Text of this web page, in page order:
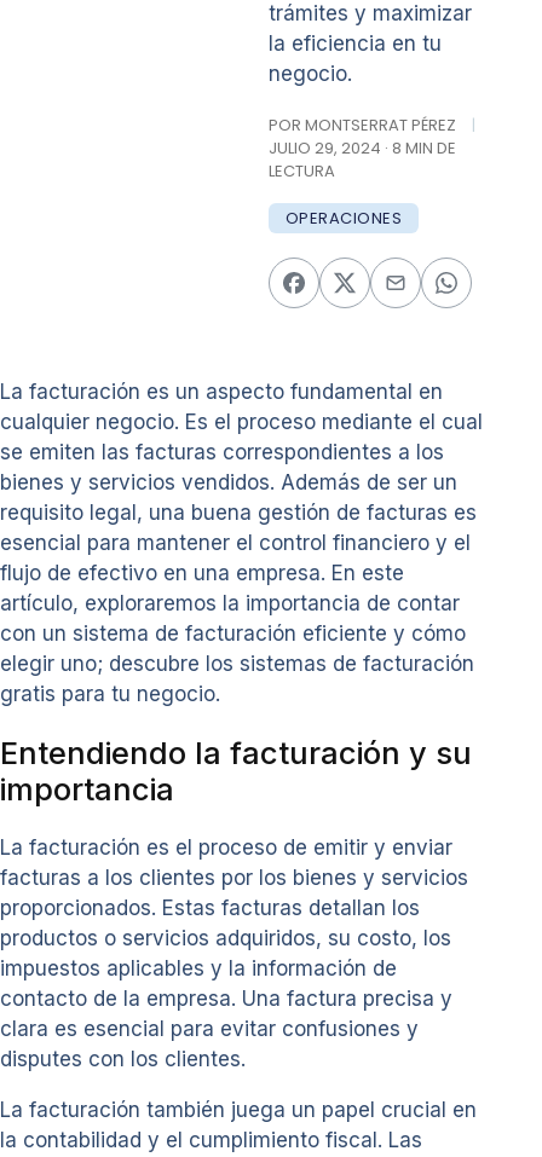
trámites y maximizar
la eficiencia en tu
negocio.
POR MONTSERRAT PÉREZ
|
JULIO 29, 2024 · 8 MIN DE
LECTURA
OPERACIONES
La facturación es un aspecto fundamental en
cualquier negocio. Es el proceso mediante el cual
se emiten las facturas correspondientes a los
bienes y servicios vendidos. Además de ser un
requisito legal, una buena gestión de facturas es
esencial para mantener el control financiero y el
flujo de efectivo en una empresa. En este
artículo, exploraremos la importancia de contar
con un sistema de facturación eficiente y cómo
elegir uno; descubre los sistemas de facturación
gratis para tu negocio.
Entendiendo la facturación y su
importancia
La facturación es el proceso de emitir y enviar
facturas a los clientes por los bienes y servicios
proporcionados. Estas facturas detallan los
productos o servicios adquiridos, su costo, los
impuestos aplicables y la información de
contacto de la empresa. Una factura precisa y
clara es esencial para evitar confusiones y
disputes con los clientes.
La facturación también juega un papel crucial en
la contabilidad y el cumplimiento fiscal. Las